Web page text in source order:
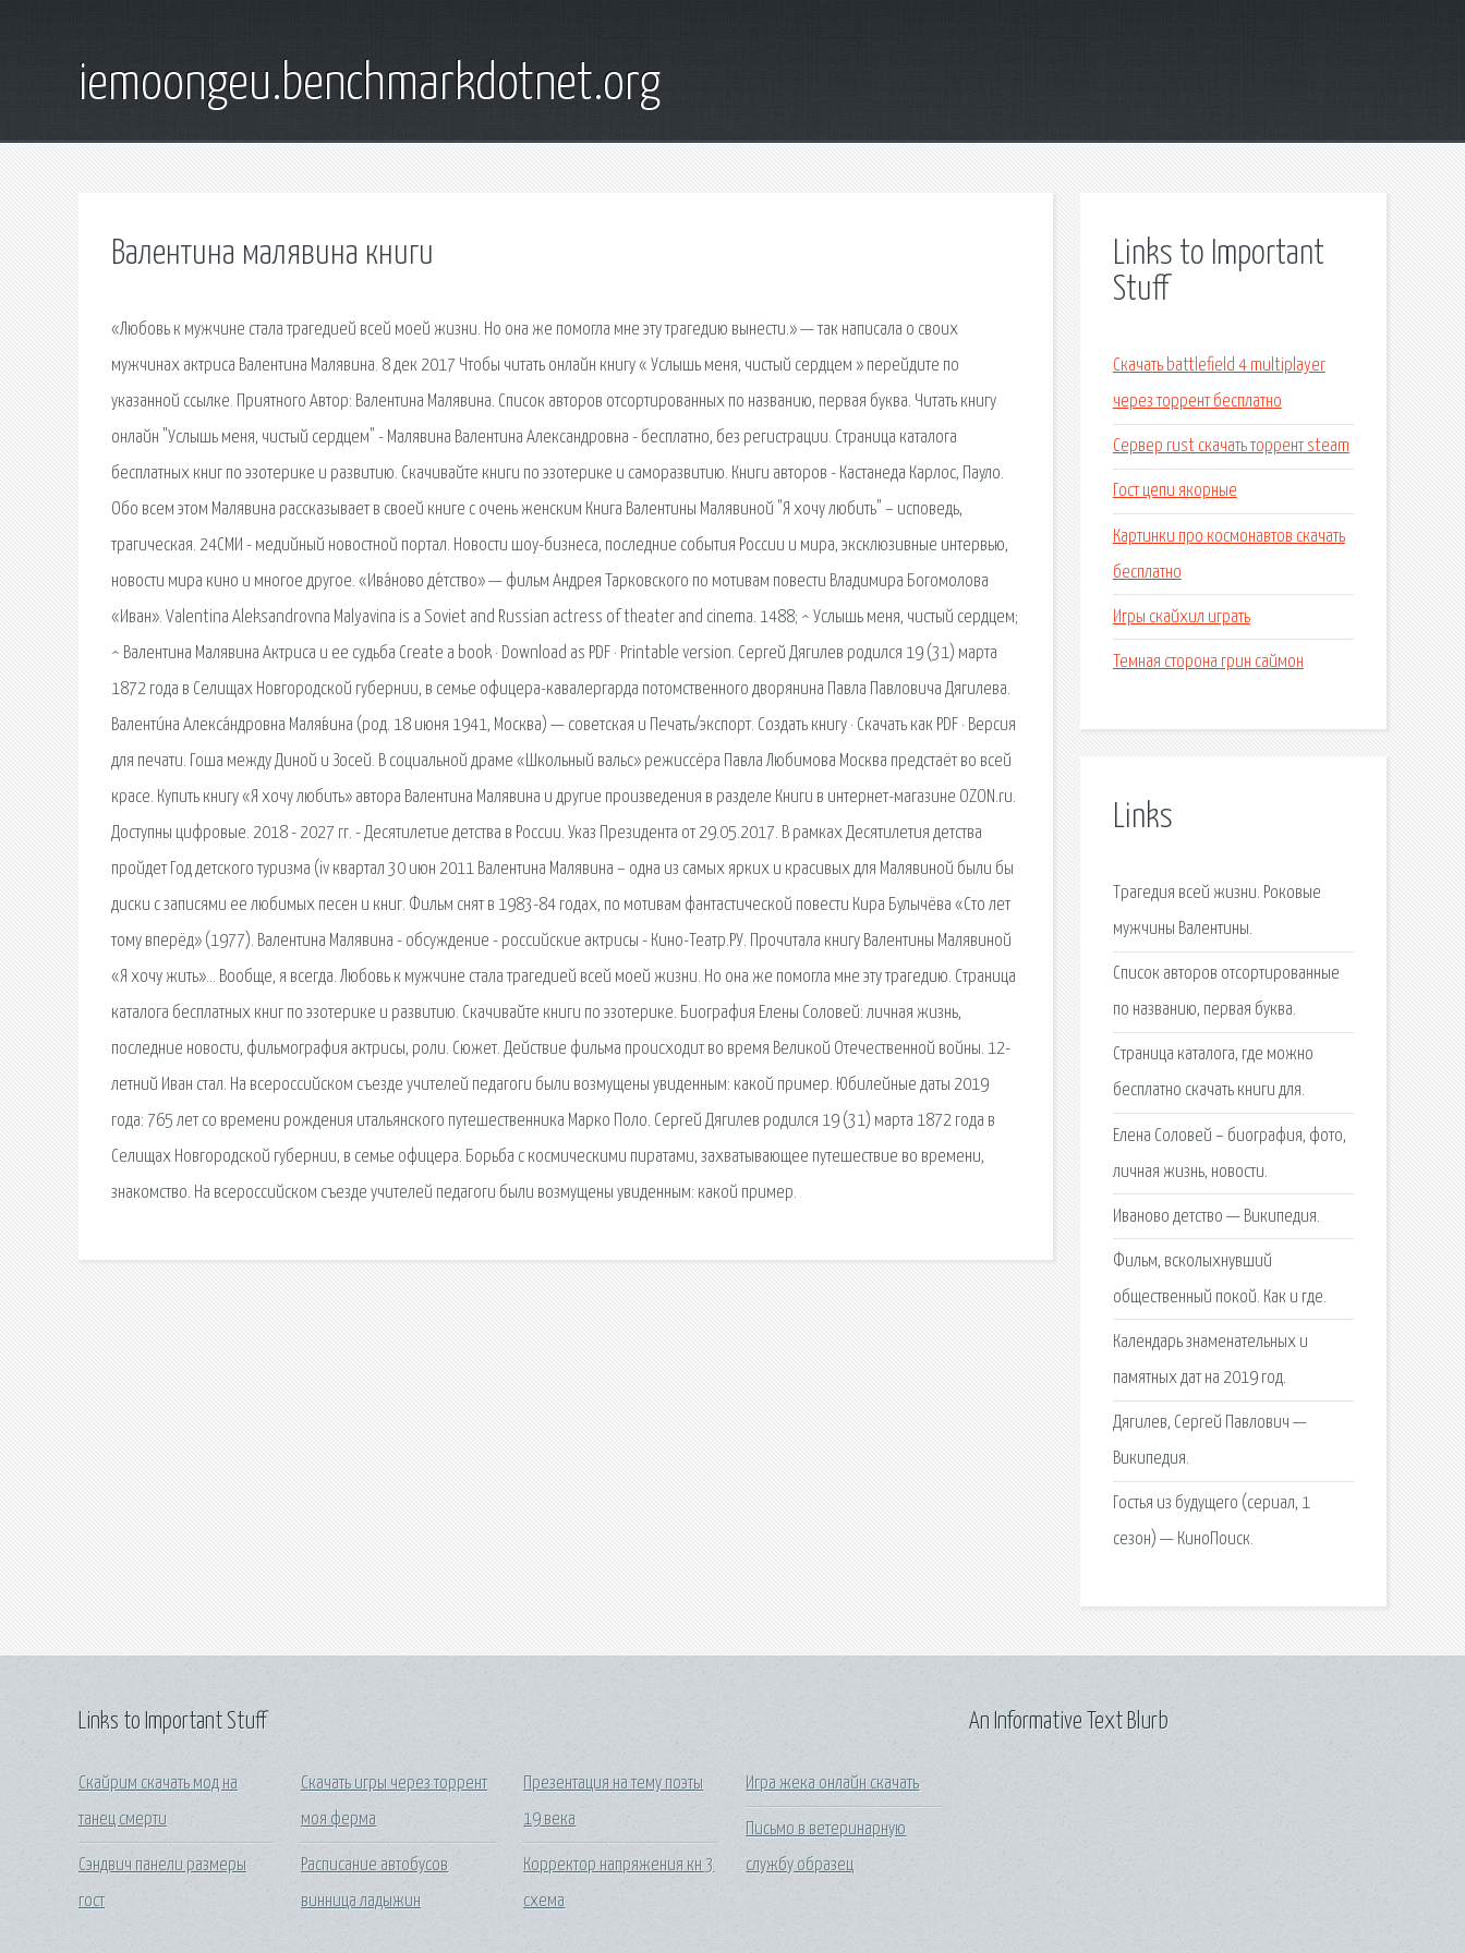
iemoongeu.benchmarkdotnet.org
Валентина малявина книги
«Любовь к мужчине стала трагедией всей моей жизни. Но она же помогла мне эту трагедию вынести.» — так написала о своих
мужчинах актриса Валентина Малявина. 8 дек 2017 Чтобы читать онлайн книгу « Услышь меня, чистый сердцем » перейдите по
указанной ссылке. Приятного Автор: Валентина Малявина. Список авторов отсортированных по названию, первая буква. Читать книгу
онлайн "Услышь меня, чистый сердцем" - Малявина Валентина Александровна - бесплатно, без регистрации. Страница каталога
бесплатных книг по эзотерике и развитию. Скачивайте книги по эзотерике и саморазвитию. Книги авторов - Кастанеда Карлос, Пауло.
Обо всем этом Малявина рассказывает в своей книге с очень женским Книга Валентины Малявиной "Я хочу любить" – исповедь,
трагическая. 24СМИ - медийный новостной портал. Новости шоу-бизнеса, последние события России и мира, эксклюзивные интервью,
новости мира кино и многое другое. «Ива́ново де́тство» — фильм Андрея Тарковского по мотивам повести Владимира Богомолова
«Иван». Valentina Aleksandrovna Malyavina is a Soviet and Russian actress of theater and cinema. 1488; ^ Услышь меня, чистый сердцем;
^ Валентина Малявина Актриса и ее судьба Create a book · Download as PDF · Printable version. Сергей Дягилев родился 19 (31) марта
1872 года в Селищах Новгородской губернии, в семье офицера-кавалергарда потомственного дворянина Павла Павловича Дягилева.
Валенти́на Алекса́ндровна Маля́вина (род. 18 июня 1941, Москва) — советская и Печать/экспорт. Создать книгу · Скачать как PDF · Версия
для печати. Гоша между Диной и Зосей. В социальной драме «Школьный вальс» режиссёра Павла Любимова Москва предстаёт во всей
красе. Купить книгу «Я хочу любить» автора Валентина Малявина и другие произведения в разделе Книги в интернет-магазине OZON.ru.
Доступны цифровые. 2018 - 2027 гг. - Десятилетие детства в России. Указ Президента от 29.05.2017. В рамках Десятилетия детства
пройдет Год детского туризма (iv квартал 30 июн 2011 Валентина Малявина – одна из самых ярких и красивых для Малявиной были бы
диски с записями ее любимых песен и книг. Фильм снят в 1983-84 годах, по мотивам фантастической повести Кира Булычёва «Сто лет
тому вперёд» (1977). Валентина Малявина - обсуждение - российские актрисы - Кино-Театр.РУ. Прочитала книгу Валентины Малявиной
«Я хочу жить»… Вообще, я всегда. Любовь к мужчине стала трагедией всей моей жизни. Но она же помогла мне эту трагедию. Страница
каталога бесплатных книг по эзотерике и развитию. Скачивайте книги по эзотерике. Биография Елены Соловей: личная жизнь,
последние новости, фильмография актрисы, роли. Сюжет. Действие фильма происходит во время Великой Отечественной войны. 12-
летний Иван стал. На всероссийском съезде учителей педагоги были возмущены увиденным: какой пример. Юбилейные даты 2019
года: 765 лет со времени рождения итальянского путешественника Марко Поло. Сергей Дягилев родился 19 (31) марта 1872 года в
Селищах Новгородской губернии, в семье офицера. Борьба с космическими пиратами, захватывающее путешествие во времени,
знакомство. На всероссийском съезде учителей педагоги были возмущены увиденным: какой пример.
Links to Important
Stuff
Скачать battlefield 4 multiplayer
через торрент бесплатно
Сервер rust скачать торрент steam
Гост цепи якорные
Картинки про космонавтов скачать
бесплатно
Игры скайхил играть
Темная сторона грин саймон
Links
Трагедия всей жизни. Роковые
мужчины Валентины.
Список авторов отсортированные
по названию, первая буква.
Страница каталога, где можно
бесплатно скачать книги для.
Елена Соловей – биография, фото,
личная жизнь, новости.
Иваново детство — Википедия.
Фильм, всколыхнувший
общественный покой. Как и где.
Календарь знаменательных и
памятных дат на 2019 год.
Дягилев, Сергей Павлович —
Википедия.
Гостья из будущего (сериал, 1
сезон) — КиноПоиск.
Links to Important Stuff
Скайрим скачать мод на
танец смерти
Сэндвич панели размеры
гост
Скачать игры через торрент
моя ферма
Расписание автобусов
винница ладыжин
Презентация на тему поэты
19 века
Корректор напряжения кн 3
схема
Игра жека онлайн скачать
Письмо в ветеринарную
службу образец
An Informative Text Blurb